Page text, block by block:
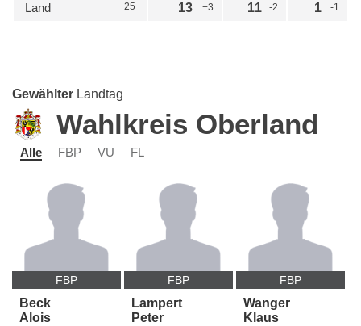
Land 25 13 +3 11 -2 1 -1
Gewählter Landtag
Wahlkreis Oberland
Alle FBP VU FL
FBP
Beck
Alois
FBP
Lampert
Peter
FBP
Wanger
Klaus